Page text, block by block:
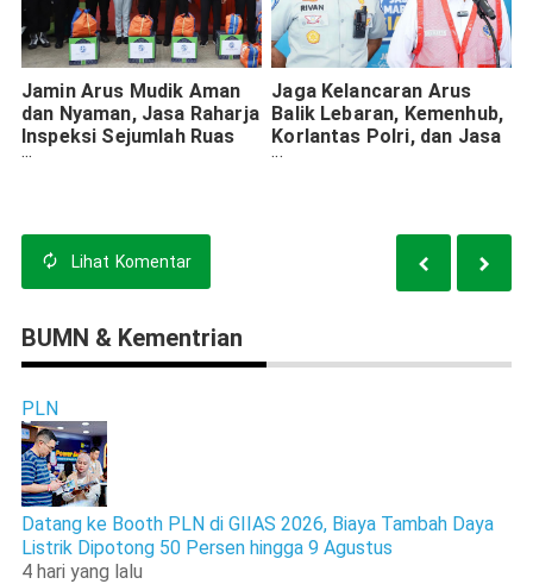
Jamin Arus Mudik Aman
dan Nyaman, Jasa Raharja
Inspeksi Sejumlah Ruas
Tol
Jaga Kelancaran Arus
Balik Lebaran, Kemenhub,
Korlantas Polri, dan Jasa
Raharja Tinjau Kondisi
Lihat Komentar
BUMN & Kementrian
PLN
Datang ke Booth PLN di GIIAS 2026, Biaya Tambah Daya
Listrik Dipotong 50 Persen hingga 9 Agustus
4 hari yang lalu